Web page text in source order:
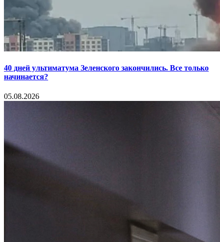
40 дней ультиматума Зеленского закончились. Все только
начинается?
05.08.2026